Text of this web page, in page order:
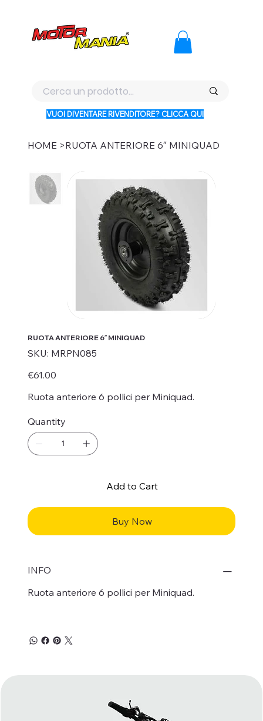
VUOI DIVENTARE RIVENDITORE? CLICCA QUI
HOME >RUOTA ANTERIORE 6″ MINIQUAD
RUOTA ANTERIORE 6″ MINIQUAD
SKU: SKU
MRPN085
MRPN085
Price
€61.00
Ruota anteriore 6 pollici per Miniquad.
Quantity
Add to Cart
Buy Now
INFO
Ruota anteriore 6 pollici per Miniquad.